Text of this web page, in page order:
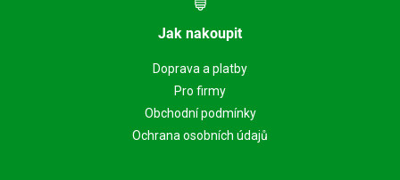
Jak nakoupit
Doprava a platby
Pro firmy
Obchodní podmínky
Ochrana osobních údajů